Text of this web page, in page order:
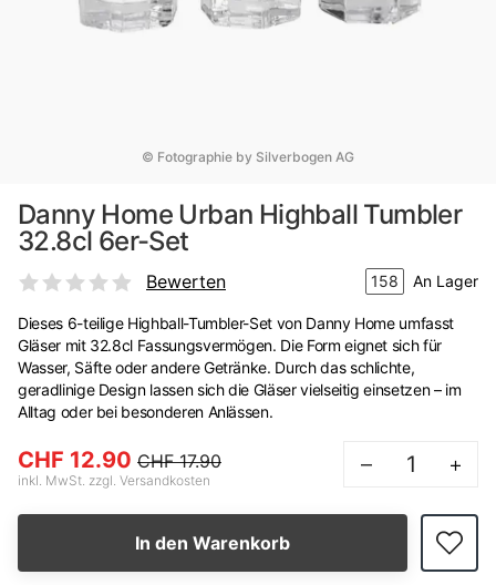
© Fotographie by Silverbogen AG
Danny Home Urban Highball Tumbler
32.8cl 6er-Set
Bewerten 158 An Lager
Dieses 6-teilige Highball-Tumbler-Set von Danny Home umfasst
Gläser mit 32.8cl Fassungsvermögen. Die Form eignet sich für
Wasser, Säfte oder andere Getränke. Durch das schlichte,
geradlinige Design lassen sich die Gläser vielseitig einsetzen – im
Alltag oder bei besonderen Anlässen.
CHF 12.90 CHF 17.90
inkl. MwSt. zzgl. Versandkosten
– +
In den Warenkorb